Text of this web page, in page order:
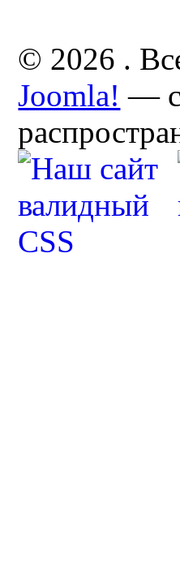
© 2026 .
Joomla! —